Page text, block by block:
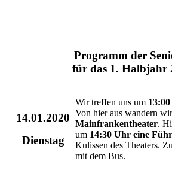
Programm der
für das 1. Halbjahr
14.01.2020
Dienstag
Wir treffen uns um
Von hier aus wandern
Mainfrankentheater.
um 14:30 Uhr eine
Kulissen des Theaters.
mit dem Bus.